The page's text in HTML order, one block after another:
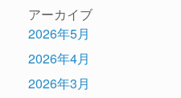
アーカイブ
2026年5月
2026年4月
2026年3月